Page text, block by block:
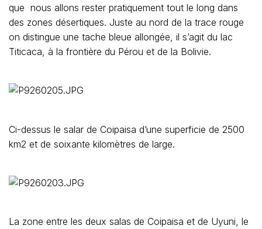
que nous allons rester pratiquement tout le long dans
des zones désertiques. Juste au nord de la trace rouge
on distingue une tache bleue allongée, il s’agit du lac
Titicaca, à la frontière du Pérou et de la Bolivie.
Ci-dessus le salar de Coipaisa d’une superficie de 2500
km2 et de soixante kilomètres de large.
La zone entre les deux salas de Coipaisa et de Uyuni, le